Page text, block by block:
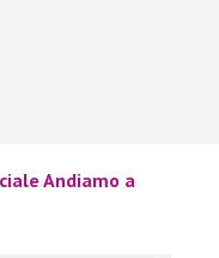
Andiamo a